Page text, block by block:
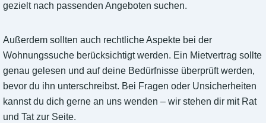
gezielt nach passenden Angeboten suchen.
Außerdem sollten auch rechtliche Aspekte bei der
Wohnungssuche berücksichtigt werden. Ein Mietvertrag sollte
genau gelesen und auf deine Bedürfnisse überprüft werden,
bevor du ihn unterschreibst. Bei Fragen oder Unsicherheiten
kannst du dich gerne an uns wenden – wir stehen dir mit Rat
und Tat zur Seite.